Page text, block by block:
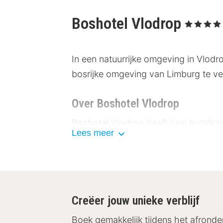
Boshotel Vlodrop , 4 Sterren
In een natuurrijke omgeving in
bosrijke omgeving van Limburg te
Over Boshotel Vlodrop
Boshotel Vlodrop heeft luxe
kamers beschikken over een privé
eten. Het hotel beschikt ook over
leuker verblijf te kunnen bieden is er
Lees meer
Creëer jouw unieke verblijf
Boek gemakkelijk tijdens het